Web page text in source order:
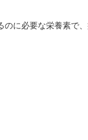
のに必要な栄養素で